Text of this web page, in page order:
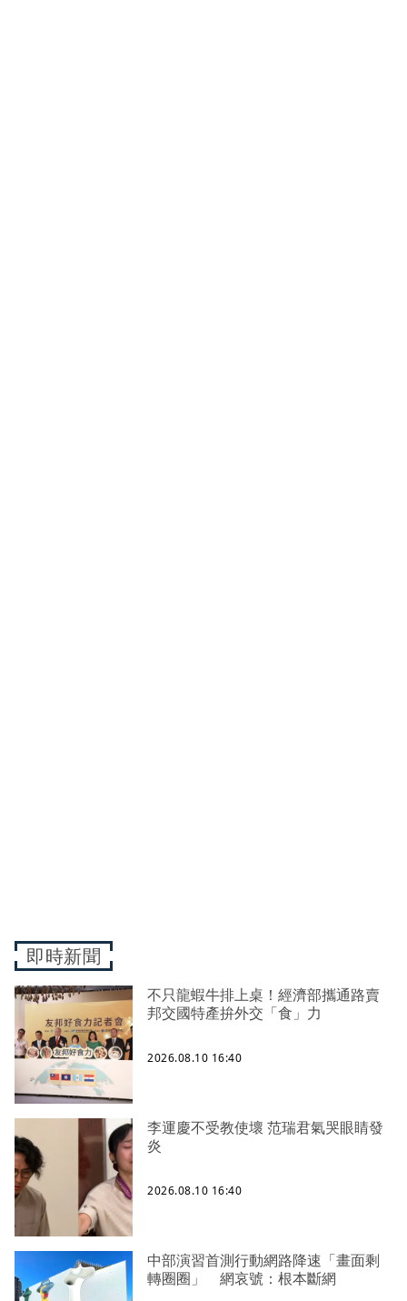
即時新聞
不只龍蝦牛排上桌！經濟部攜通路賣
邦交國特產拚外交「食」力
2026.08.10 16:40
李運慶不受教使壞 范瑞君氣哭眼睛發
炎
2026.08.10 16:40
中部演習首測行動網路降速「畫面剩
轉圈圈」 網哀號：根本斷網